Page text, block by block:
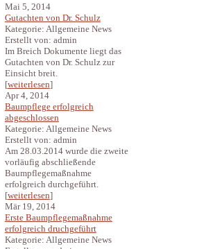
Mai 5, 2014
Gutachten von Dr. Schulz
Kategorie: Allgemeine News
Erstellt von: admin
Im Breich Dokumente liegt das
Gutachten von Dr. Schulz zur
Einsicht breit.
[weiterlesen]
Apr 4, 2014
Baumpflege erfolgreich
abgeschlossen
Kategorie: Allgemeine News
Erstellt von: admin
Am 28.03.2014 wurde die zweite
vorläufig abschließende
Baumpflegemaßnahme
erfolgreich durchgeführt.
[weiterlesen]
Mär 19, 2014
Erste Baumpflegemaßnahme
erfolgreich druchgeführt
Kategorie: Allgemeine News